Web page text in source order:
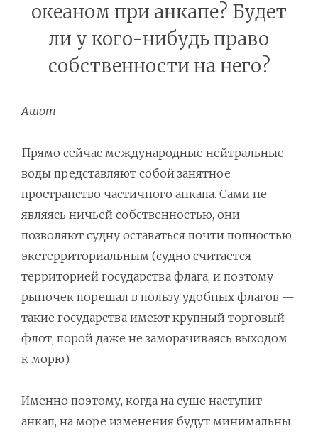
океаном при анкапе? Будет
ли у кого-нибудь право
собственности на него?
Ашот
Прямо сейчас международные нейтральные
воды представляют собой занятное
пространство частичного анкапа. Сами не
являясь ничьей собственностью, они
позволяют судну оставаться почти полностью
экстерриториальным (судно считается
территорией государства флага, и поэтому
рыночек порешал в пользу удобных флагов —
такие государства имеют крупный торговый
флот, порой даже не заморачиваясь выходом
к морю).
Именно поэтому, когда на суше наступит
анкап, на море изменения будут минимальны.